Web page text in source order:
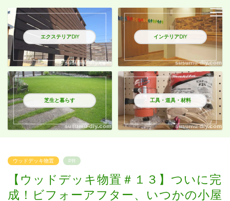
エクステリアDIY インテリアDIY
芝生と暮らす 工具・道具・材料
ウッドデッキ物置 PR
【ウッドデッキ物置＃１３】ついに完
成！ビフォーアフター、いつかの小屋